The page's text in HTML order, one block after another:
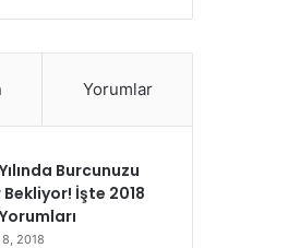
Yorumlar
Burcunuzu
Bekliyor! İşte 2018
2018